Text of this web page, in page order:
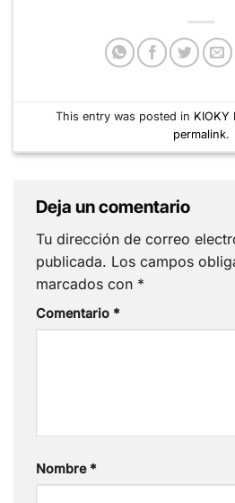
This entry was posted in KIOKY
permalink.
Deja un comentario
Tu dirección de correo
publicada. Los campos
marcados con *
Comentario *
Nombre *